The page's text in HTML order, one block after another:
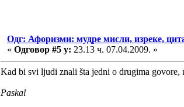
Одг: Афоризми: мудре мисли, изреке,
« Одговор #5 у: 23.13 ч. 07.04.2009. »
Kad bi svi ljudi znali šta jedni o drugima govore,
Paskal